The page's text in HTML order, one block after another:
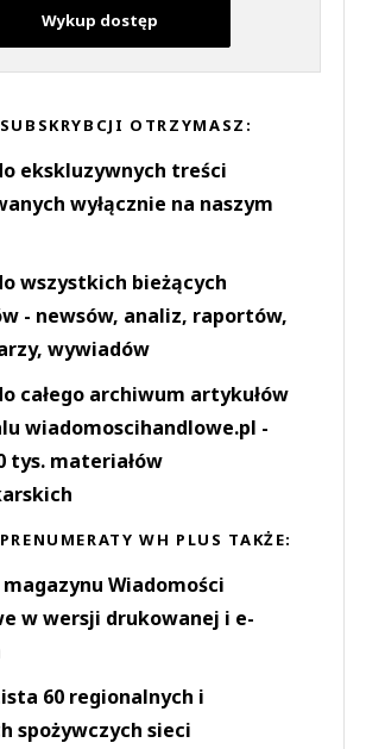
Wykup dostęp
OTRZYMASZ:
ekskluzywnych treści
wyłącznie na naszym
wszystkich bieżących
- newsów, analiz, raportów,
wywiadów
całego archiwum artykułów
wiadomoscihandlowe.pl -
tys. materiałów
WH PLUS TAKŻE:
Wiadomości
w wersji drukowanej i e-
60 regionalnych i
spożywczych sieci